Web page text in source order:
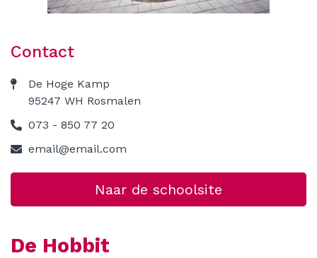
Contact
De Hoge Kamp
95247 WH Rosmalen
073 - 850 77 20
email@email.com
Naar de schoolsite
De Hobbit